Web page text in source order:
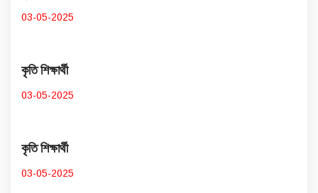
03-05-2025
কৃতি শিক্ষার্থী
03-05-2025
কৃতি শিক্ষার্থী
03-05-2025